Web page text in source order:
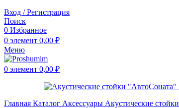
Вход / Регистрация
Поиск
0 Избранное
0 элемент 0,00 ₽
Меню
0 элемент 0,00 ₽
Главная Каталог Аксессуары Акустические стойки